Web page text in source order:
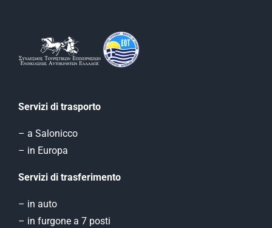
Servizi di trasporto
– a Salonicco
– in Europa
Servizi di trasferimento
– in auto
– in furgone a 7 posti